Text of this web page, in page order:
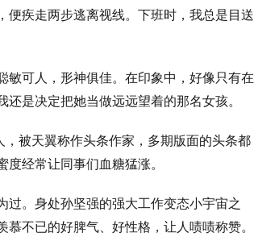
疾走两步逃离视线。下班时，我总是目送
可人，形神俱佳。在印象中，好像只有在
是决定把她当做远远望着的那名女孩。
被天翼称作头条作家，多期版面的头条都
经常让同事们血糖猛涨。
。身处孙坚强的强大工作变态小宇宙之
不已的好脾气、好性格，让人啧啧称赞。